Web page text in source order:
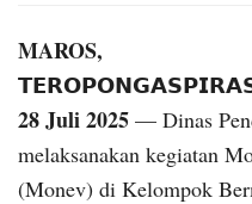
MAROS,
28 Juli 2025 — Dinas
melaksanakan kegiatan
(Monev) di Kelompok